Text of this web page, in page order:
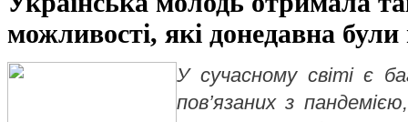
можливості, які донедавна були
У сучасному світі є
пов’язаних з